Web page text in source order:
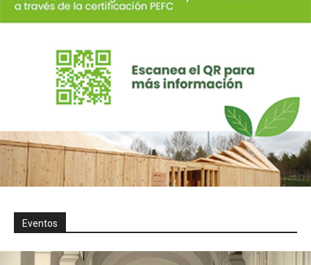
Eventos